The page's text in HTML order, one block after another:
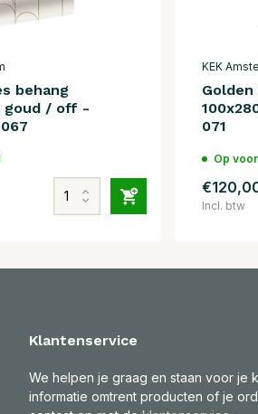
behang
goud / off -
KEK
071
Op
Incl. btw
Klantenservice
We helpen je graag en staan voor je
informatie omtrent producten of je